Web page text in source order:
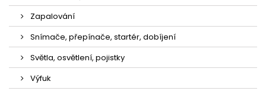
Zapalování
Snímače, přepínače, startér, dobíjení
Světla, osvětlení, pojistky
Výfuk